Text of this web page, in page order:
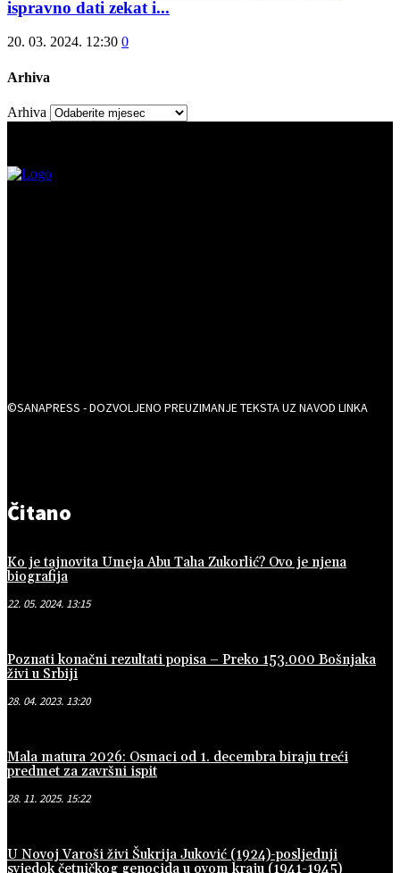
ispravno dati zekat i...
20. 03. 2024. 12:30 0
Arhiva
Arhiva
©SANAPRESS - DOZVOLJENO PREUZIMANJE TEKSTA UZ NAVOD LINKA
Čitano
Ko je tajnovita Umeja Abu Taha Zukorlić? Ovo je njena
biografija
22. 05. 2024. 13:15
Poznati konačni rezultati popisa – Preko 153.000 Bošnjaka
živi u Srbiji
28. 04. 2023. 13:20
Mala matura 2026: Osmaci od 1. decembra biraju treći
predmet za završni ispit
28. 11. 2025. 15:22
U Novoj Varoši živi Šukrija Juković (1924)-posljednji
svjedok četničkog genocida u ovom kraju (1941-1945)